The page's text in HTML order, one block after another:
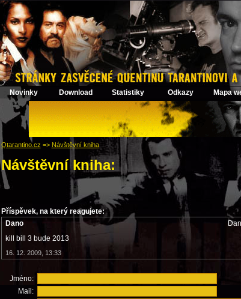
Novinky Download Statistiky Odkazy Mapa
Qtarantino.cz => Návštěvní kniha
Návštěvní kniha:
Příspěvek, na který reagujete:
Dano
kill bill 3 bude 2013
16. 12. 2009, 13:33
Jméno:
Mail: